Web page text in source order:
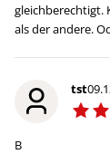
gleichberechtigt.
als der andere.
tst
B